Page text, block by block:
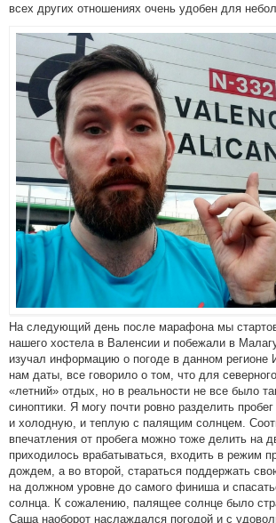
всех других отношениях очень удобен для
На следующий день после марафона мы
нашего хостела в Валенсии и побежали в
изучал информацию о погоде в данном регионе
нам даты, все говорило о том, что для
«летний» отдых, но в реальности не все было
синоптики. Я могу почти ровно разделить
и холодную, и теплую с палящим солнцем.
впечатления от пробега можно тоже делить на
приходилось врабатываться, входить в режим
дождем, а во второй, стараться поддержать
на должном уровне до самого финиша и
солнца. К сожалению, палящее солнце было
Саша наоборот наслаждался погодой и с